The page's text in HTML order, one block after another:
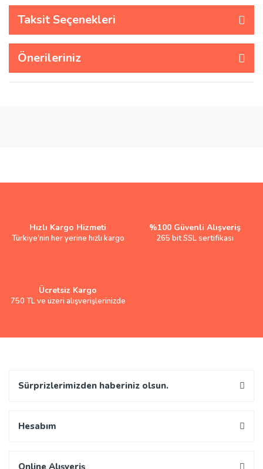
Taksit Seçenekleri
Önerileriniz
Hızlı Kargo Hizmeti
Türkiye'nin her yerine hızlı kargo
%100 Güvenli Alışveriş
265 bit SSL sertifikası
Ücretsiz Kargo
750 TL ve üzeri alışverişlerinizde
Sürprizlerimizden haberiniz olsun.
Hesabım
Online Alışveriş